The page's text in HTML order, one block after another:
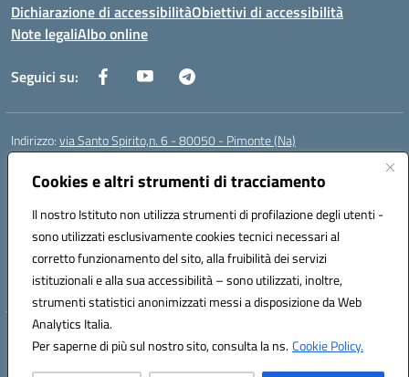
Cookies e altri strumenti di tracciamento
Il nostro Istituto non utilizza strumenti di profilazione degli utenti -
sono utilizzati esclusivamente cookies tecnici necessari al
corretto funzionamento del sito, alla fruibilità dei servizi
istituzionali e alla sua accessibilità – sono utilizzati, inoltre,
strumenti statistici anonimizzati messi a disposizione da Web
Analytics Italia.
Per saperne di più sul nostro sito, consulta la ns.Cookie Policy.
Dichiarazione di accessibilitàObiettivi di accessibilità
Note legaliAlbo online
Seguici su:
Indirizzo:via Santo Spirito,n. 6 - 80050 - Pimonte (Na)
Centralino:
Posta elettronica certificata (PEC):naic86400x@pec.istruzione.it
Codice fiscale: 82008870634
Codice meccanografico:NAIC86400X
Codice Indice delle Pubbliche Amministrazioni (IPA): ISTSC_NAIC86400X
Codice unico di fatturazione (CUF): UF5NKX
Hosting & Powered by 3D Solution S.r.l.
Concept & Design by Designers Italia